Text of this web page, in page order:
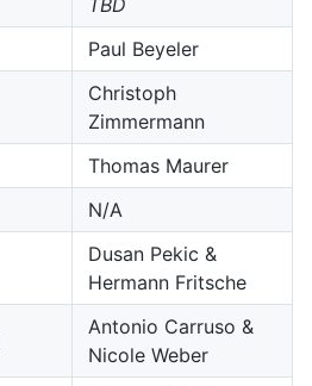
TBD
Paul Beyeler
Christoph
Zimmermann
Thomas Maurer
N/A
Dusan Pekic &
Hermann Fritsche
Antonio Carruso &
Nicole Weber